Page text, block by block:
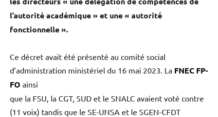
l’autorité académique » et une « autorité
fonctionnelle ».
Ce décret avait été présenté au comité social
d’administration ministériel du 16 mai 2023. La FNEC FP-
FO ainsi
que la FSU, la CGT, SUD et le SNALC avaient voté contre
(11 voix) tandis que le SE-UNSA et le SGEN-CFDT